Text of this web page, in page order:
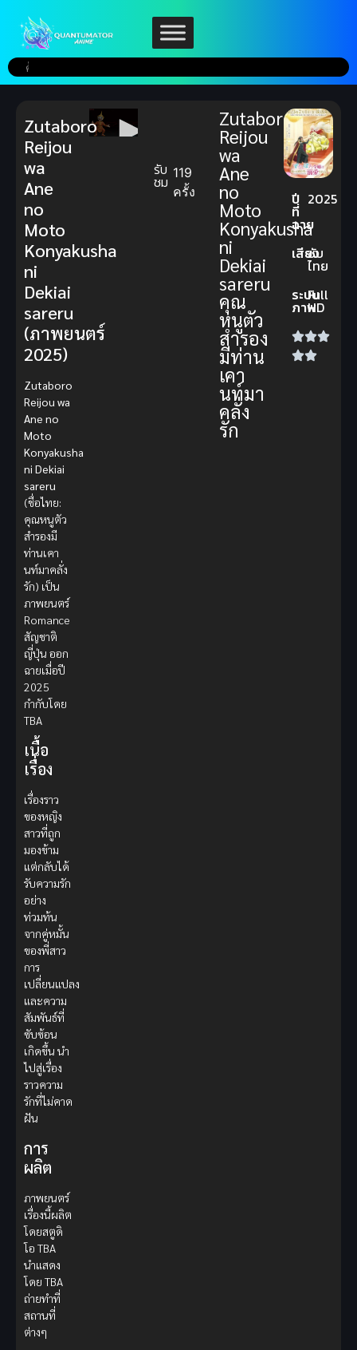
รับ
ชม 119
ครั้ง
Zutaboro
Reijou
wa
Ane
no
Moto
Konyakusha
ni
Dekiai
sareru
คุณ
หนูตัว
สำรอง
มีท่าน
เคา
นท์มา
คลั่ง
รัก
ปี
ที่
ฉาย
2025
เสียง
ซับ
ไทย
ระบบ
ภาพ
Full
HD
Zutaboro
Reijou
wa
Ane
no
Moto
Konyakusha
ni
Dekiai
sareru
(ภาพยนตร์
2025)
Zutaboro
Reijou wa
Ane no
Moto
Konyakusha
ni Dekiai
sareru
(ชื่อไทย:
คุณหนูตัว
สำรองมี
ท่านเคา
นท์มาคลั่ง
รัก) เป็น
ภาพยนตร์
Romance
สัญชาติ
ญี่ปุ่น ออก
ฉายเมื่อปี
2025
กำกับโดย
TBA
เนื้อ
เรื่อง
เรื่องราว
ของหญิง
สาวที่ถูก
มองข้าม
แต่กลับได้
รับความรัก
อย่าง
ท่วมท้น
จากคู่หมั้น
ของพี่สาว
การ
เปลี่ยนแปลง
และความ
สัมพันธ์ที่
ซับซ้อน
เกิดขึ้น นำ
ไปสู่เรื่อง
ราวความ
รักที่ไม่คาด
ฝัน
การ
ผลิต
ภาพยนตร์
เรื่องนี้ผลิต
โดยสตูดิ
โอ TBA
นำแสดง
โดย TBA
ถ่ายทำที่
สถานที่
ต่างๆ